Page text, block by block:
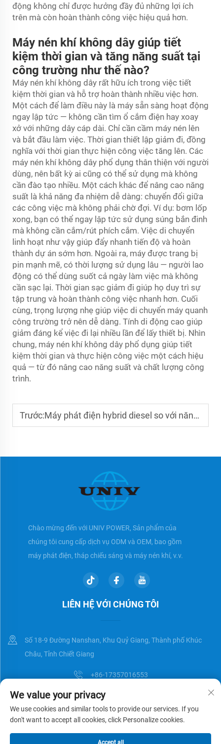
động không chỉ được hưởng đầy đủ những lợi ích
trên mà còn hoàn thành công việc hiệu quả hơn.
Máy nén khí không dây giúp tiết
kiệm thời gian và tăng năng suất tại
công trường như thế nào?
Máy nén khí không dây rất hữu ích trong việc tiết
kiệm thời gian và hỗ trợ hoàn thành nhiều việc hơn.
Một cách để làm điều này là máy sẵn sàng hoạt động
ngay lập tức — không cần tìm ổ cắm điện hay xoay
xở với những dây cáp dài. Chỉ cần cầm máy nén lên
và bắt đầu làm việc. Thời gian thiết lập giảm đi, đồng
nghĩa với thời gian thực hiện công việc tăng lên. Các
máy nén khí không dây phổ dụng thân thiện với người
dùng, nên bất kỳ ai cũng có thể sử dụng mà không
cần đào tạo nhiều. Một cách khác để nâng cao năng
suất là khả năng đa nhiệm dễ dàng: chuyển đổi giữa
các công việc mà không phải chờ đợi. Ví dụ: bơm lốp
xong, bạn có thể ngay lập tức sử dụng súng bắn đinh
mà không cần cắm/rút phích cắm. Việc di chuyển
linh hoạt như vậy giúp đẩy nhanh tiến độ và hoàn
thành dự án sớm hơn. Ngoài ra, máy được trang bị
pin mạnh mẽ, có thời lượng sử dụng lâu — người lao
động có thể dùng suốt cả ngày làm việc mà không
cần sạc lại. Thời gian sạc giảm đi giúp họ duy trì sự
tập trung và hoàn thành công việc nhanh hơn. Cuối
cùng, trọng lượng nhẹ giúp việc di chuyển máy quanh
công trường trở nên dễ dàng. Tính di động cao giúp
giảm đáng kể việc đi lại nhiều lần để lấy thiết bị. Nhìn
chung, máy nén khí không dây phổ dụng giúp tiết
kiệm thời gian và thực hiện công việc một cách hiệu
quả — từ đó nâng cao năng suất và chất lượng công
trình.
Trước:Máy phát điện hybrid diesel so với năng lượng mặt trời: Nhìn lại mang tính so sánh
Chào mừng đến với UNIV POWER, Sản phẩm của
chúng tôi cung cấp dịch vụ ODM và OEM, bao gồm
máy phát điện, tháp chiếu sáng và máy nén khí, v.v.
LIÊN HỆ VỚI CHÚNG TÔI
Số 18-9 Đường Nanshan, Khu Quỷ Giang, Thành phố Khúc
Châu, Tỉnh Chiết Giang
+86-17357016553
[email protected]
Bản quyền © Zhejiang Universal Trading Co.,Ltd. Đã được bảo lưu Chính
We value your privacy
We use cookies and similar tools to provide our services. If you
don't want to accept all cookies, click Personalize cookies.
Accept all